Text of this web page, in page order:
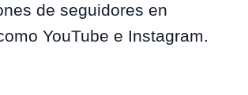
de seguidores en
YouTube e Instagram.